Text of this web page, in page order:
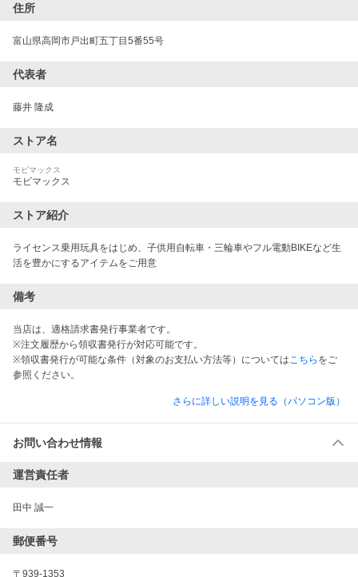
住所
富山県高岡市戸出町五丁目5番55号
代表者
藤井 隆成
ストア名
モビマックス
モビマックス
ストア紹介
ライセンス乗用玩具をはじめ、子供用自転車・三輪車やフル電動BIKEなど生
活を豊かにするアイテムをご用意
備考
当店は、適格請求書発行事業者です。
※注文履歴から領収書発行が対応可能です。
※領収書発行が可能な条件（対象のお支払い方法等）についてはこちら をご
参照ください。
さらに詳しい説明を見る（パソコン版）
お問い合わせ情報
運営責任者
田中 誠一
郵便番号
〒939-1353